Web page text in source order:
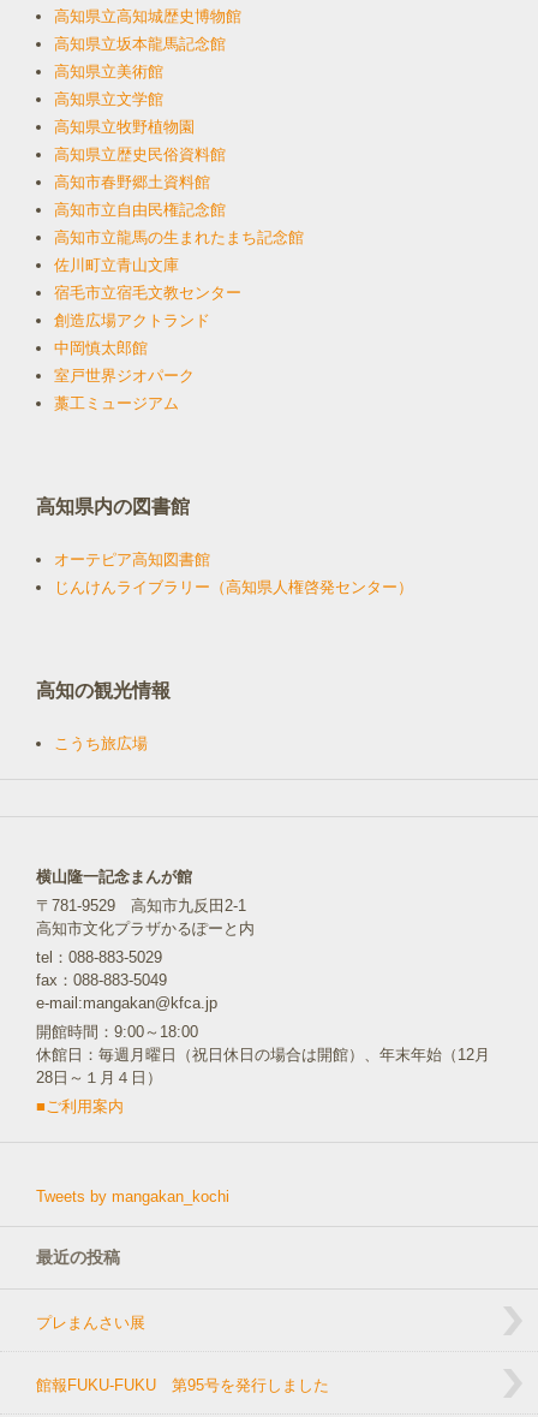
高知県立高知城歴史博物館
高知県立坂本龍馬記念館
高知県立美術館
高知県立文学館
高知県立牧野植物園
高知県立歴史民俗資料館
高知市春野郷土資料館
高知市立自由民権記念館
高知市立龍馬の生まれたまち記念館
佐川町立青山文庫
宿毛市立宿毛文教センター
創造広場アクトランド
中岡慎太郎館
室戸世界ジオパーク
藁工ミュージアム
高知県内の図書館
オーテピア高知図書館
じんけんライブラリー（高知県人権啓発センター）
高知の観光情報
こうち旅広場
横山隆一記念まんが館
〒781-9529 高知市九反田2-1
高知市文化プラザかるぽーと内
tel：088-883-5029
fax：088-883-5049
e-mail:mangakan@kfca.jp
開館時間：9:00～18:00
休館日：毎週月曜日（祝日休日の場合は開館）、年末年始（12月
28日～１月４日）
■ご利用案内
Tweets by mangakan_kochi
最近の投稿
プレまんさい展
館報FUKU-FUKU 第95号を発行しました